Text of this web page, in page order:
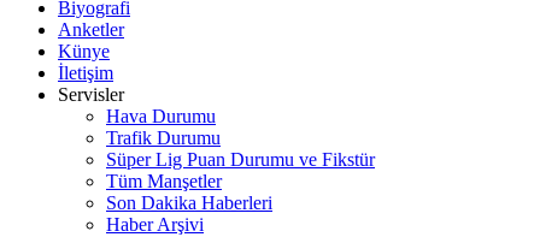
Biyografi
Anketler
Künye
İletişim
Servisler
Hava Durumu
Trafik Durumu
Süper Lig Puan Durumu ve Fikstür
Tüm Manşetler
Son Dakika Haberleri
Haber Arşivi